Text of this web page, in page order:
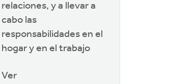
relaciones, y a llevar a
cabo las
responsabilidades en el
hogar y en el trabajo
Ver